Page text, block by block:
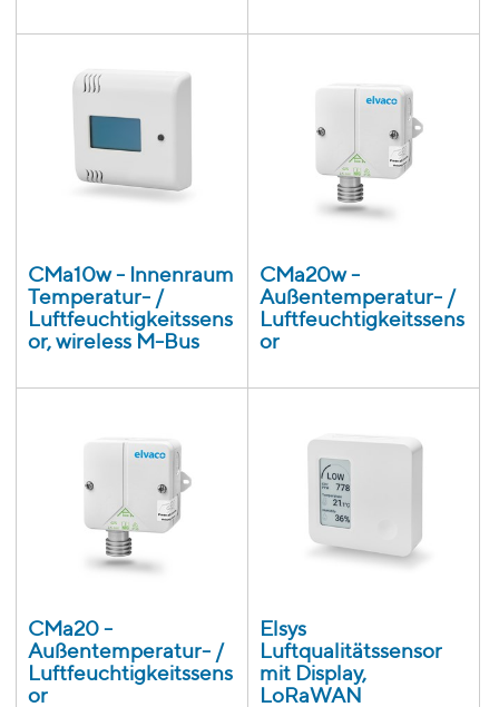
CMa10w - Innenraum
Temperatur- /
Luftfeuchtigkeitssens
or, wireless M-Bus
CMa20w -
Außentemperatur- /
Luftfeuchtigkeitssens
or
CMa20 -
Außentemperatur- /
Luftfeuchtigkeitssens
or
Elsys
Luftqualitätssensor
mit Display,
LoRaWAN